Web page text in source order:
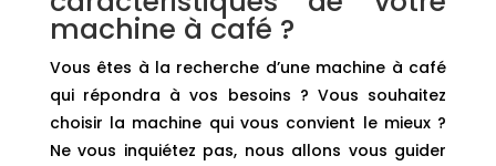
machine à café ?
Vous êtes à la recherche d’une machine à café
qui répondra à vos besoins ? Vous souhaitez
choisir la machine qui vous convient le mieux ?
Ne vous inquiétez pas, nous allons vous guider